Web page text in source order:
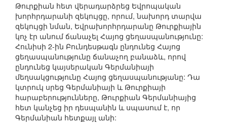
Թուրքիան հետ վերադարձրեց Եվրոպական
խորհրդարանի զեկույցը, որում, նախորդ տարվա
զեկույցի նման, Եվրախորհրդարանը Թուրքիային
կոչ էր անում ճանաչել Հայոց ցեղասպանությունը:
Հունիսի 2-ին Բունդեսթագն ընդունեց Հայոց
ցեղասպանությունը ճանաչող բանաձև, որով
ընդունեց կայսերական Գերմանիայի
մեղսակցությունը Հայոց ցեղասպանությանը: Դա
կտրուկ սրեց Գերմանիայի և Թուրքիայի
հարաբերությունները, Թուրքիան Գերմանիայից
հետ կանչեց իր դեսպանին և սպասում է, որ
Գերմանիան հետքայլ անի: